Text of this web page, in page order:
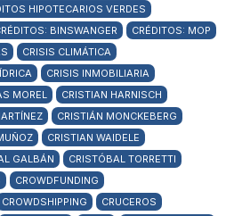
HIPOTECARIOS VERDES
BINSWANGER
CRÉDITOS: MOP
CRISIS CLIMÁTICA
CRISIS INMOBILIARIA
MOREL
CRISTIAN HARNISCH
CRISTIÁN MONCKEBERG
CRISTIAN WAIDELE
GALBÁN
CRISTÓBAL TORRETTI
CROWDFUNDING
CROWDSHIPPING
CRUCEROS